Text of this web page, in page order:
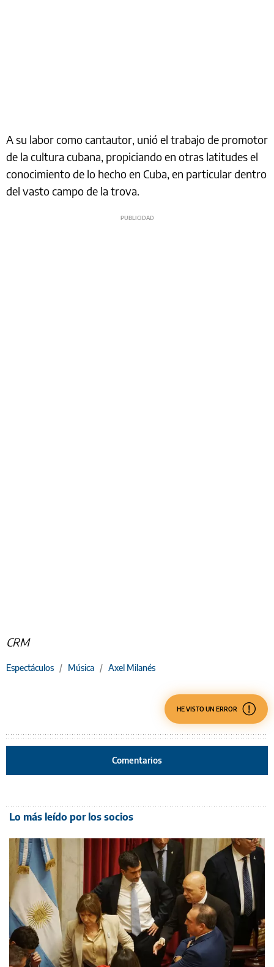
A su labor como cantautor, unió el trabajo de promotor
de la cultura cubana, propiciando en otras latitudes el
conocimiento de lo hecho en Cuba, en particular dentro
del vasto campo de la trova.
CRM
Espectáculos / Música / Axel Milanés
HE VISTO UN ERROR
Comentarios
Lo más leído por los socios